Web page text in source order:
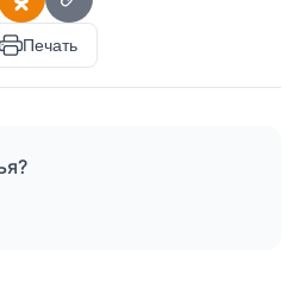
Печать